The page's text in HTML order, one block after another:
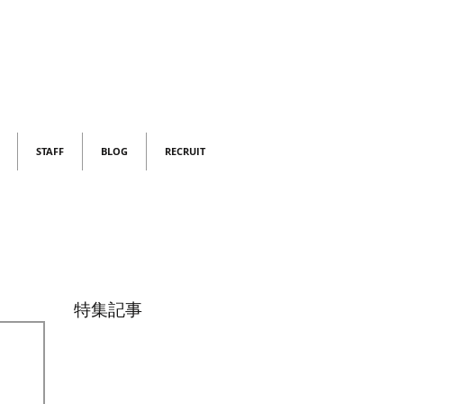
STAFF BLOG RECRUIT
特集記事